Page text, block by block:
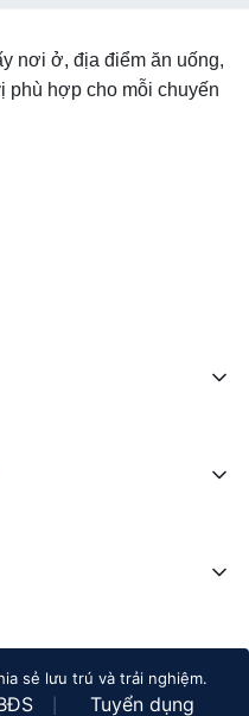
nơi ở, địa điểm ăn uống,
phù hợp cho mỗi chuyến
sẻ lưu trú và trải nghiệm.
Tuyển dụng